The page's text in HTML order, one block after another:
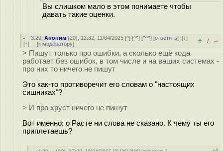
Вы слишком мало в этом понимаете чтобы
давать такие оценки.
3.20 ,Аноним (20), 12:32, 11/04/2025 [^] [^^] [^^^] [ответить][↓]
[↑] [к модератору] + / –
> Пишут только про ошибки, а сколько ещё кода
работает без ошибок, в том числе и на ваших системах -
про них то ничего не пишут
Это как-то противоречит его словам о "настоящих
сишниках"?
> И про хруст ничего не пишут
Вот именно: о Расте ни слова не сказано. К чему ты его
приплетаешь?